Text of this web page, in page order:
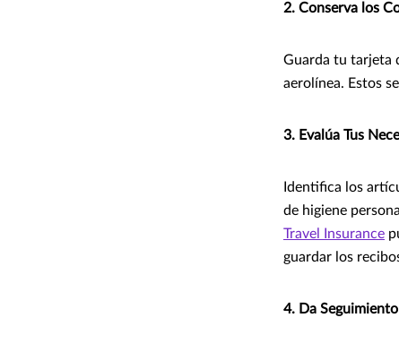
2. Conserva los
Guarda tu tarjeta
aerolínea. Estos
3. Evalúa Tus
Identifica los
de higiene
Travel Insurance
guardar los
4. Da Seguimiento